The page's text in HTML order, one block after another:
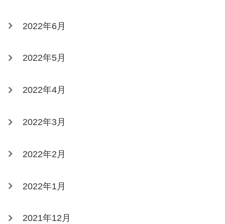
2022年6月
2022年5月
2022年4月
2022年3月
2022年2月
2022年1月
2021年12月